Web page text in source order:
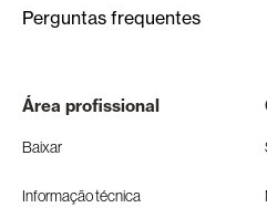
Perguntas frequentes
Área profissional
Baixar
Informação técnica